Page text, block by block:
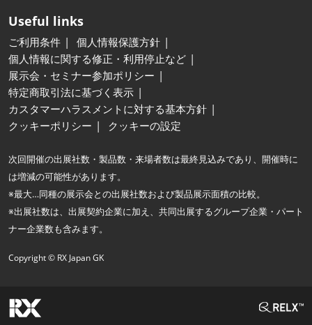
Useful links
ご利用条件
個人情報保護方針
個人情報に関する修正・利用停止など
展示会・セミナー参加ポリシー
特定商取引法に基づく表示
カスタマーハラスメントに対する基本方針
クッキーポリシー
クッキーの設定
次回開催の出展社数・製品数・来場者数は最終見込みであり、開催時に
は増減の可能性があります。
※最大…同種の展示会との出展社数および製品展示面積の比較。
※出展社数は、出展契約企業に加え、共同出展するグループ企業・パート
ナー企業数も含みます。
Copyright © RX Japan GK